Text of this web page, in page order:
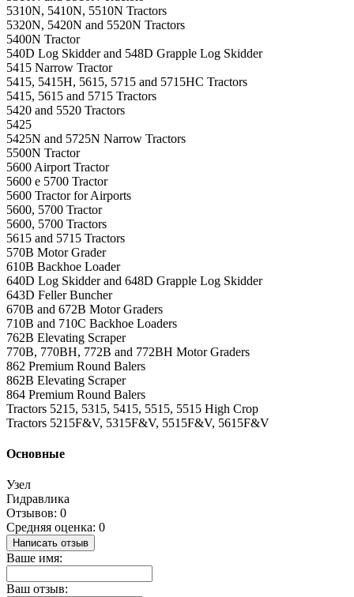
5310N, 5410N, 5510N Tractors
5320N, 5420N and 5520N Tractors
5400N Tractor
540D Log Skidder and 548D Grapple Log Skidder
5415 Narrow Tractor
5415, 5415H, 5615, 5715 and 5715HC Tractors
5415, 5615 and 5715 Tractors
5420 and 5520 Tractors
5425
5425N and 5725N Narrow Tractors
5500N Tractor
5600 Airport Tractor
5600 e 5700 Tractor
5600 Tractor for Airports
5600, 5700 Tractor
5600, 5700 Tractors
5615 and 5715 Tractors
570B Motor Grader
610B Backhoe Loader
640D Log Skidder and 648D Grapple Log Skidder
643D Feller Buncher
670B and 672B Motor Graders
710B and 710C Backhoe Loaders
762B Elevating Scraper
770B, 770BH, 772B and 772BH Motor Graders
862 Premium Round Balers
862B Elevating Scraper
864 Premium Round Balers
Tractors 5215, 5315, 5415, 5515, 5515 High Crop
Tractors 5215F&V, 5315F&V, 5515F&V, 5615F&V
Основные
Узел
Гидравлика
Отзывов: 0
Средняя оценка: 0
Написать отзыв
Ваше имя:
Ваш отзыв: